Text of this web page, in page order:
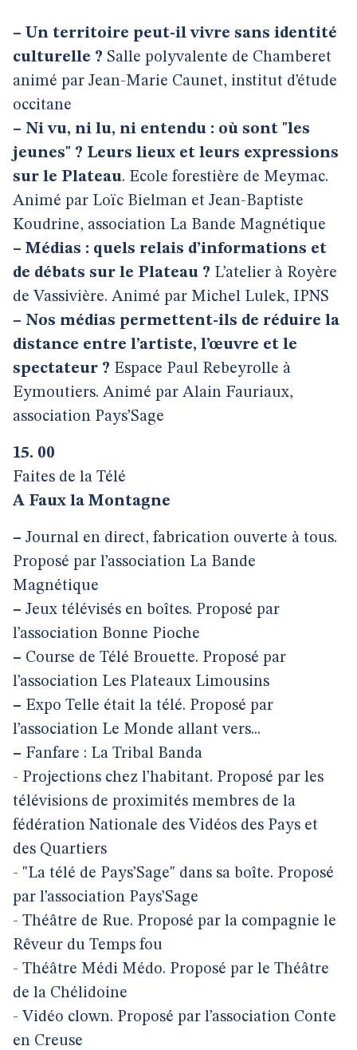
– Un territoire peut-il vivre sans identité
culturelle ? Salle polyvalente de Chamberet
animé par Jean-Marie Caunet, institut d’étude
occitane
– Ni vu, ni lu, ni entendu : où sont "les
jeunes" ? Leurs lieux et leurs expressions
sur le Plateau. Ecole forestière de Meymac.
Animé par Loïc Bielman et Jean-Baptiste
Koudrine, association La Bande Magnétique
– Médias : quels relais d’informations et
de débats sur le Plateau ? L’atelier à Royère
de Vassivière. Animé par Michel Lulek, IPNS
– Nos médias permettent-ils de réduire la
distance entre l’artiste, l’œuvre et le
spectateur ? Espace Paul Rebeyrolle à
Eymoutiers. Animé par Alain Fauriaux,
association Pays’Sage
15. 00
Faites de la Télé
A Faux la Montagne
– Journal en direct, fabrication ouverte à tous.
Proposé par l’association La Bande
Magnétique
– Jeux télévisés en boîtes. Proposé par
l’association Bonne Pioche
– Course de Télé Brouette. Proposé par
l’association Les Plateaux Limousins
– Expo Telle était la télé. Proposé par
l’association Le Monde allant vers...
– Fanfare : La Tribal Banda
- Projections chez l’habitant. Proposé par les
télévisions de proximités membres de la
fédération Nationale des Vidéos des Pays et
des Quartiers
- "La télé de Pays’Sage" dans sa boîte. Proposé
par l’association Pays’Sage
- Théâtre de Rue. Proposé par la compagnie le
Rêveur du Temps fou
- Théâtre Médi Médo. Proposé par le Théâtre
de la Chélidoine
- Vidéo clown. Proposé par l’association Conte
en Creuse